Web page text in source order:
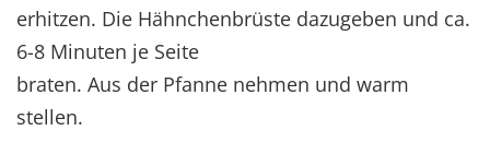
erhitzen. Die Hähnchenbrüste dazugeben und ca.
6-8 Minuten je Seite
braten. Aus der Pfanne nehmen und warm
stellen.